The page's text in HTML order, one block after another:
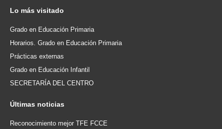
Lo más visitado
Grado en Educación Primaria
Horarios. Grado en Educación Primaria
Prácticas externas
Grado en Educación Infantil
SECRETARÍA DEL CENTRO
Últimas noticias
Reconocimiento mejor TFE FCCE